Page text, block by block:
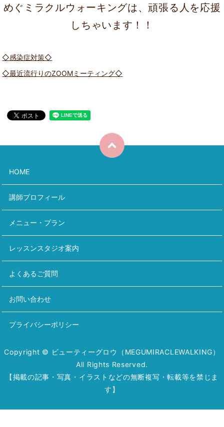
めぐミラクルウォーキングは、頑張る人を応援
しちゃいます！！
◇感染症対策◇
◇最近流行りのZOOMミーティング◇
HOME
講師プロフィール
メニュー・プラン
レッスンスタジオ案内
よくあるご質問
お問い合わせ
プライバシーポリシー
Copyright © ビューティーグロウ（MEGUMIRACLEWALKING）
All Rights Reserved.
【掲載の記事・写真・イラストなどの無断複写・転載等を禁じま
す】